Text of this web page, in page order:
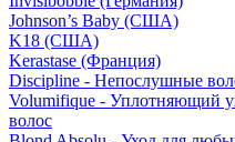
Johnson’s Baby (США)
K18 (США)
Kerastase (Франция)
Discipline - Непослушные
Volumifique - Уплотняющий
волос